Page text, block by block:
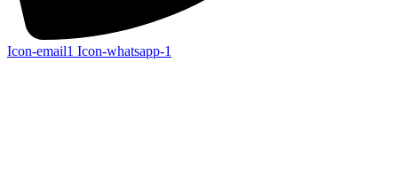
Icon-email1 Icon-whatsapp-1